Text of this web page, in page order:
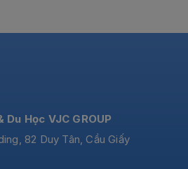
Học VJC GROUP
82 Duy Tân, Cầu Giấy